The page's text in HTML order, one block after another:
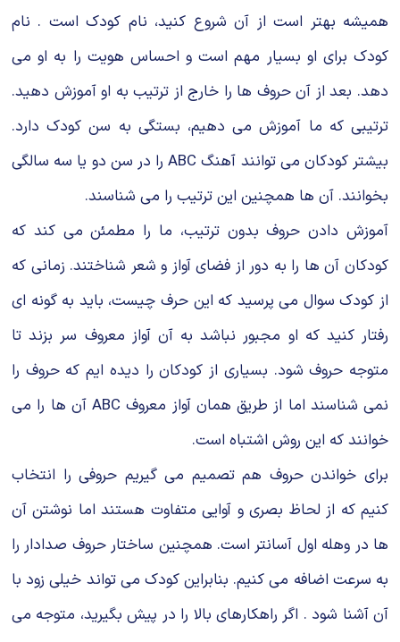
همیشه بهتر است از آن شروع کنید، نام کودک است . نام
کودک برای او بسیار مهم است و احساس هویت را به او می‌
دهد. بعد از آن حروف ها را خارج از ترتیب به او آموزش دهید.
ترتیبی که ما آموزش می‌ دهیم، بستگی به سن کودک دارد.
بیشتر کودکان می توانند آهنگ ABC را در سن دو یا سه سالگی
بخوانند. آن ها همچنین این ترتیب را می شناسند.
آموزش دادن حروف بدون ترتیب، ما را مطمئن می‌ کند که
کودکان آن ها را به دور از فضای آواز و شعر شناختند. زمانی که
از کودک سوال می پرسید که این حرف چیست، باید به گونه‌ ای
رفتار کنید که او مجبور نباشد به آن آواز معروف سر بزند تا
متوجه حروف شود. بسیاری از کودکان را دیده ایم که حروف را
نمی‌ شناسند اما از طریق همان آواز معروف ABC آن ها را می
خوانند که این روش اشتباه است.
برای خواندن حروف هم تصمیم می گیریم حروفی را انتخاب
کنیم که از لحاظ بصری و آوایی متفاوت هستند اما نوشتن آن
ها در وهله اول آسانتر است. همچنین ساختار حروف صدادار را
به سرعت اضافه می کنیم. بنابراین کودک می‌ تواند خیلی زود با
آن آشنا شود . اگر راهکارهای بالا را در پیش بگیرید، متوجه می